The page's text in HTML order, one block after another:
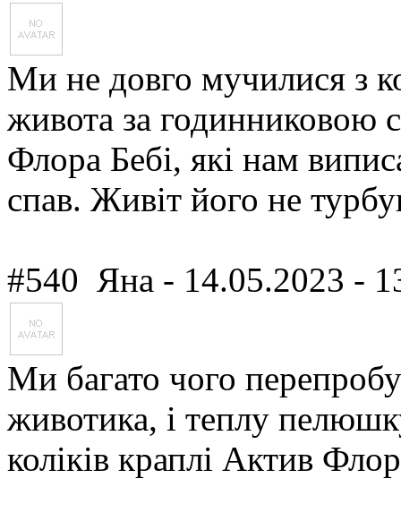
Ми не довго мучилися з
живота за годинниковою
Флора Бебі, які нам
спав. Живіт його не
#540 Яна - 14.05.2023 -
Ми багато чого
животика, і теплу
коліків краплі Актив